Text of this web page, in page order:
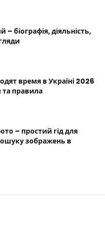
– біографія, діяльність,
время в Україні 2026
та правила
– простий гід для
зображень в